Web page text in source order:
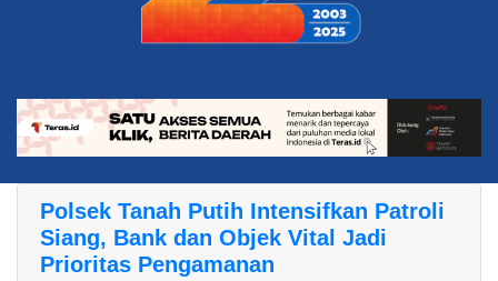
Polsek Tanah Putih Intensifkan Patroli
Siang, Bank dan Objek Vital Jadi
Prioritas Pengamanan